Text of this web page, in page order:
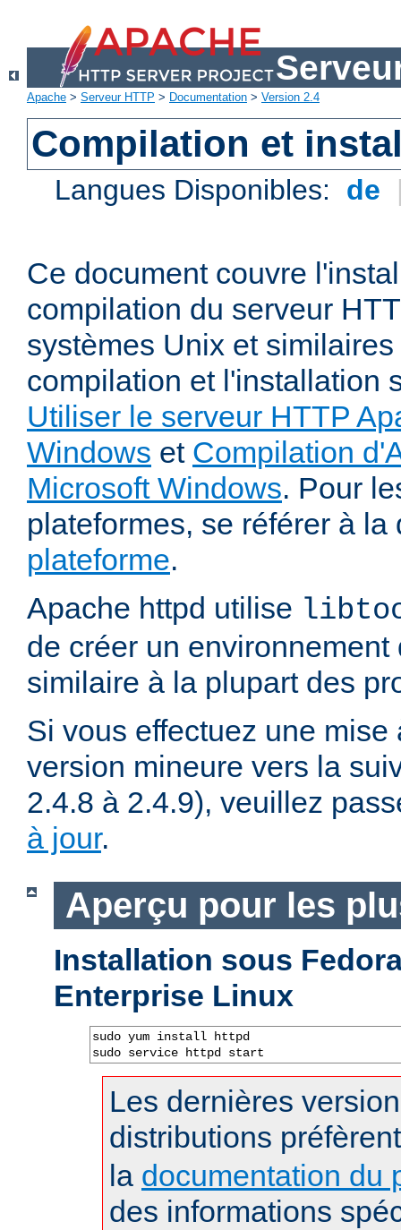
Apache > Serveur HTTP > Documentation > Version 2.4
Compilation et
Langues Disponibles: de
Ce document couvre
compilation du serveur
systèmes Unix et
compilation et l'installation
Utiliser le serveur HTTP
Windows et Compilation
Microsoft Windows. Pour
plateformes, se référer à
plateforme.
Apache httpd utilise
de créer un environnement
similaire à la plupart des
Si vous effectuez une
version mineure vers la
2.4.8 à 2.4.9), veuillez
à jour.
Aperçu pour les
Installation sous
Enterprise Linux
sudo yum install httpd
sudo service httpd start
Les dernières
distributions
la documentation du
des informations